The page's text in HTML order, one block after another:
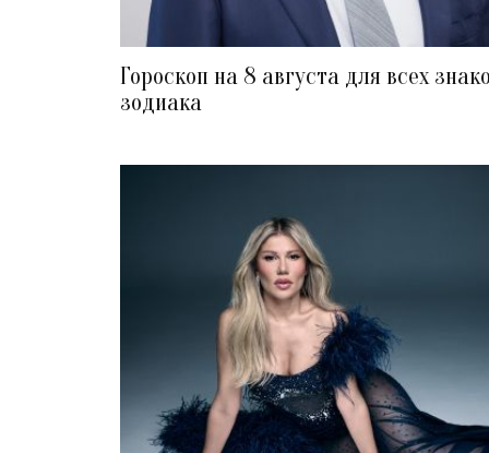
Гороскоп на 8 августа для всех
зодиака